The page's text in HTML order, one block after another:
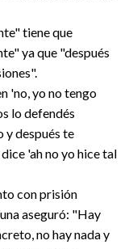
tiene que
ya que "después
'no, yo no tengo
lo defendés
y después te
'ah no yo hice tal
con prisión
aseguró: "Hay
no hay nada y